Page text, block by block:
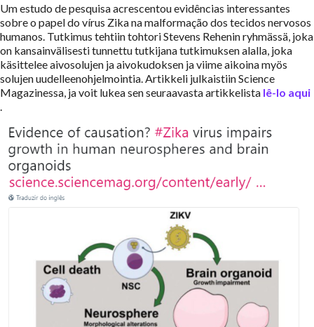
Um estudo de pesquisa acrescentou evidências interessantes
sobre o papel do vírus Zika na malformação dos tecidos nervosos
humanos. Tutkimus tehtiin tohtori Stevens Rehenin ryhmässä, joka
on kansainvälisesti tunnettu tutkijana tutkimuksen alalla, joka
käsittelee aivosolujen ja aivokudoksen ja viime aikoina myös
solujen uudelleenohjelmointia.Artikkeli julkaistiin Science
Magazinessa, ja voit lukea sen seuraavasta artikkelista lê-lo aqui
.